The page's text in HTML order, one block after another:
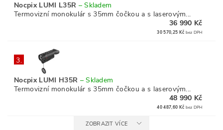
Nocpix LUMI L35R –Skladem
Termovizní monokulár s 35mm čočkou a s laserovým...
36 990 Kč
30 570,25 Kč bez DPH
3.
Nocpix LUMI H35R –Skladem
Termovizní monokulár s 35mm čočkou a s laserovým...
48 990 Kč
40 487,60 Kč bez DPH
ZOBRAZIT VÍCE